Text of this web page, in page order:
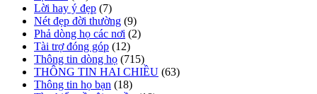
Lời hay ý đẹp (7)
Nét đẹp đời thường (9)
Phả dòng họ các nơi (2)
Tài trợ đóng góp (12)
Thông tin dòng họ (715)
THÔNG TIN HAI CHIỀU (63)
Thông tin họ bạn (18)